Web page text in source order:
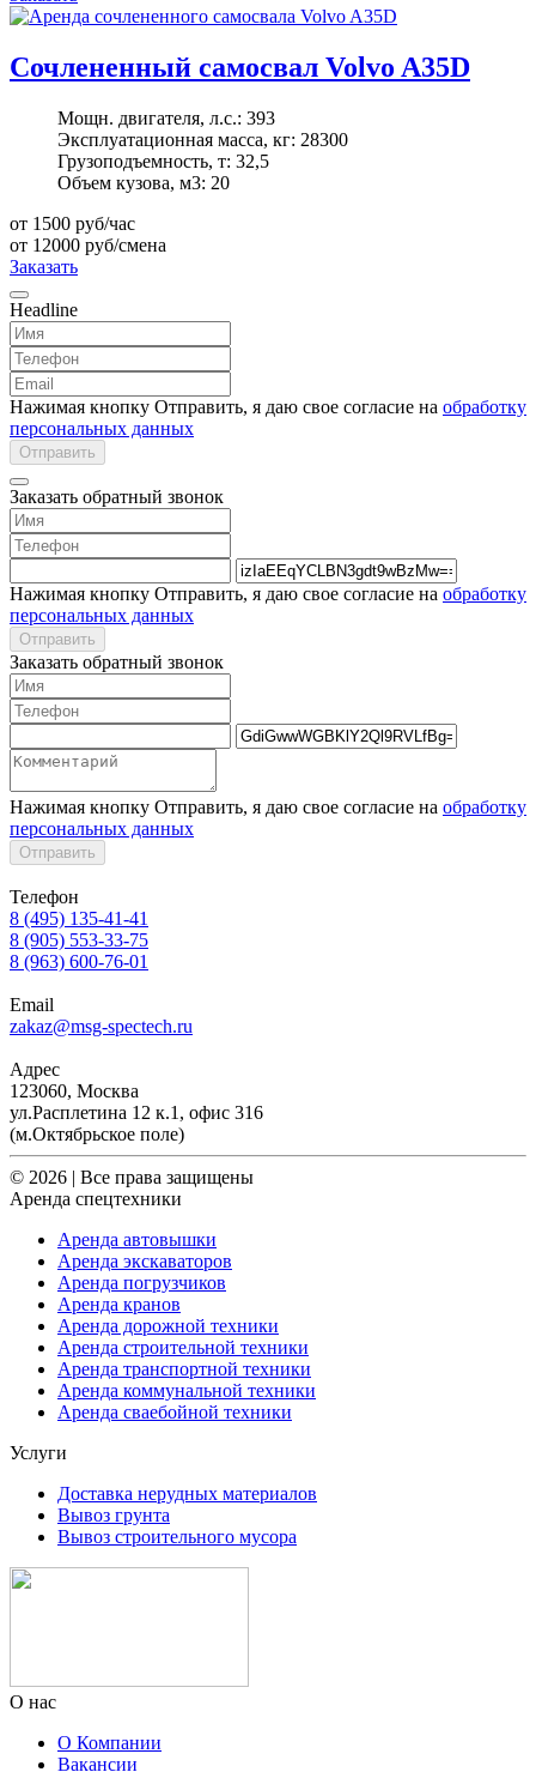
Cочлененный самосвал Volvo A35D
Мощн. двигателя, л.с.: 393
Эксплуатационная масса, кг: 28300
Грузоподъемность, т: 32,5
Объем кузова, м3: 20
от 1500 руб/час
от 12000 руб/смена
Заказать
Headline
Нажимая кнопку Отправить, я даю свое согласие на обработку
персональных данных
Отправить
Заказать обратный звонок
Нажимая кнопку Отправить, я даю свое согласие на обработку
персональных данных
Отправить
Заказать обратный звонок
Нажимая кнопку Отправить, я даю свое согласие на обработку
персональных данных
Отправить
Телефон
8 (495) 135-41-41
8 (905) 553-33-75
8 (963) 600-76-01
Email
zakaz@msg-spectech.ru
Адрес
123060, Москва
ул.Расплетина 12 к.1, офис 316
(м.Октябрьское поле)
© 2026 | Все права защищены
Аренда спецтехники
Аренда автовышки
Аренда экскаваторов
Аренда погрузчиков
Аренда кранов
Аренда дорожной техники
Аренда строительной техники
Аренда транспортной техники
Аренда коммунальной техники
Аренда сваебойной техники
Услуги
Доставка нерудных материалов
Вывоз грунта
Вывоз строительного мусора
О нас
О Компании
Вакансии